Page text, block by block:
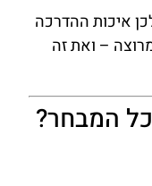
איכות ההדרכה
– ואת זה
המבחר?